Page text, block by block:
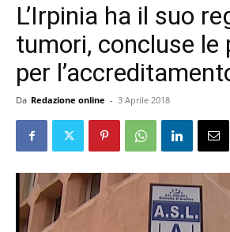
L’Irpinia ha il suo
tumori, concluse le
per
Da Redazione online - 3 Aprile 2018